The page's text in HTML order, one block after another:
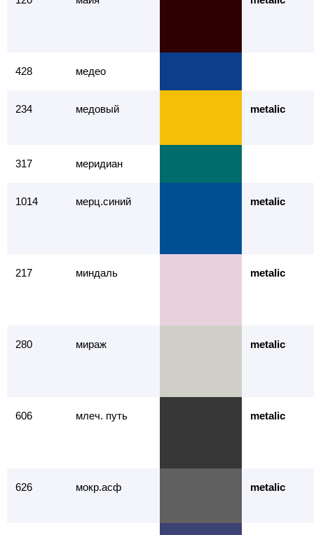
428 медео
234 медовый metalic
317 меридиан
1014 мерц.синий metalic
217 миндаль metalic
280 мираж metalic
606 млеч. путь metalic
626 мокр.асф metalic